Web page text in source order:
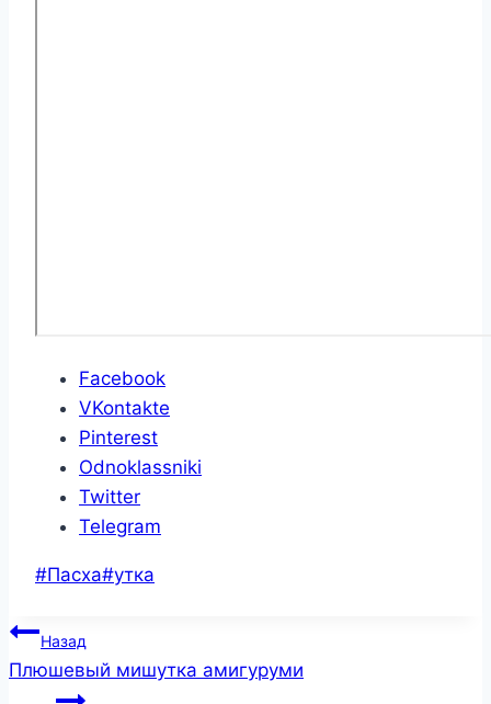
Facebook
VKontakte
Pinterest
Odnoklassniki
Twitter
Telegram
Метки
#Пасха#утка
Навигация
по
Назад
Плюшевый мишутка амигуруми